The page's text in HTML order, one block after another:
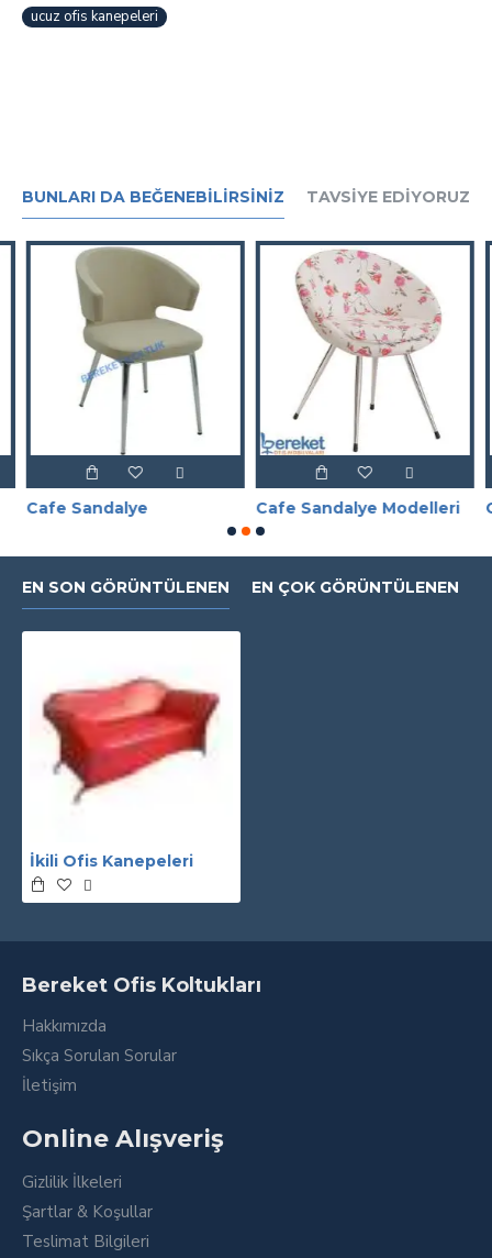
ucuz ofis kanepeleri
BUNLARI DA BEĞENEBILIRSINIZ TAVSIYE EDIYORUZ
Cafe Sandalye Cafe Sandalye Modelleri
EN SON GÖRÜNTÜLENEN EN ÇOK GÖRÜNTÜLENEN
İkili Ofis Kanepeleri
Bereket Ofis Koltukları
Hakkımızda
Sıkça Sorulan Sorular
İletişim
Online Alışveriş
Gizlilik İlkeleri
Şartlar & Koşullar
Teslimat Bilgileri